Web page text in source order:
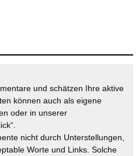
und schätzen Ihre aktive
können auch als eigene
oder in unserer
nicht durch Unterstellungen,
Worte und Links. Solche